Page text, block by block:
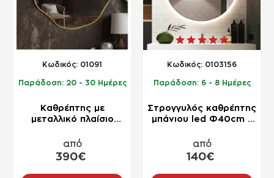
NEO
Kωδικός: 01091
Παράδοση: 20 - 30 Ημέρες
Καθρέπτης με
μεταλλικό πλαίσιο
Φ100cm
από
390€
NEO
Kωδικός: 0103156
Παράδοση: 6 - 8 Ημέρες
Στρογγυλός καθρέπτης
μπάνιου led Φ40cm -
από
140€